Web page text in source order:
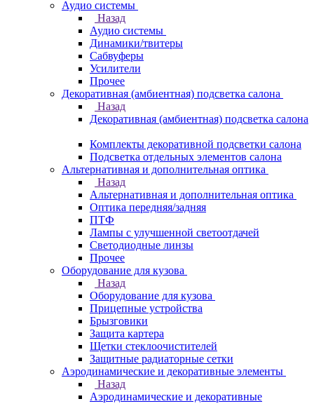
Аудио системы
Назад
Аудио системы
Динамики/твитеры
Сабвуферы
Усилители
Прочее
Декоративная (амбиентная) подсветка салона
Назад
Декоративная (амбиентная) подсветка салона
Комплекты декоративной подсветки салона
Подсветка отдельных элементов салона
Альтернативная и дополнительная оптика
Назад
Альтернативная и дополнительная оптика
Оптика передняя/задняя
ПТФ
Лампы с улучшенной светоотдачей
Светодиодные линзы
Прочее
Оборудование для кузова
Назад
Оборудование для кузова
Прицепные устройства
Брызговики
Защита картера
Щетки стеклоочистителей
Защитные радиаторные сетки
Аэродинамические и декоративные элементы
Назад
Аэродинамические и декоративные